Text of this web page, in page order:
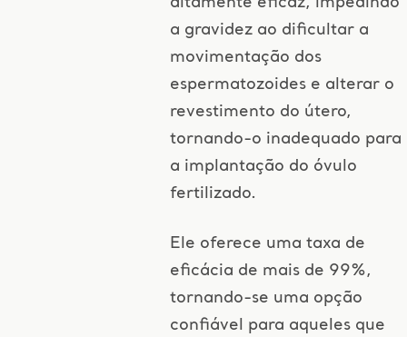
a gravidez ao dificultar a
movimentação dos
espermatozoides e alterar o
revestimento do útero,
tornando-o inadequado para
a implantação do óvulo
fertilizado.
Ele oferece uma taxa de
eficácia de mais de 99%,
tornando-se uma opção
confiável para aqueles que